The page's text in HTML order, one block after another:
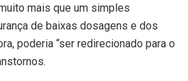
mais que um simples
de baixas dosagens e dos
poderia “ser redirecionado para o